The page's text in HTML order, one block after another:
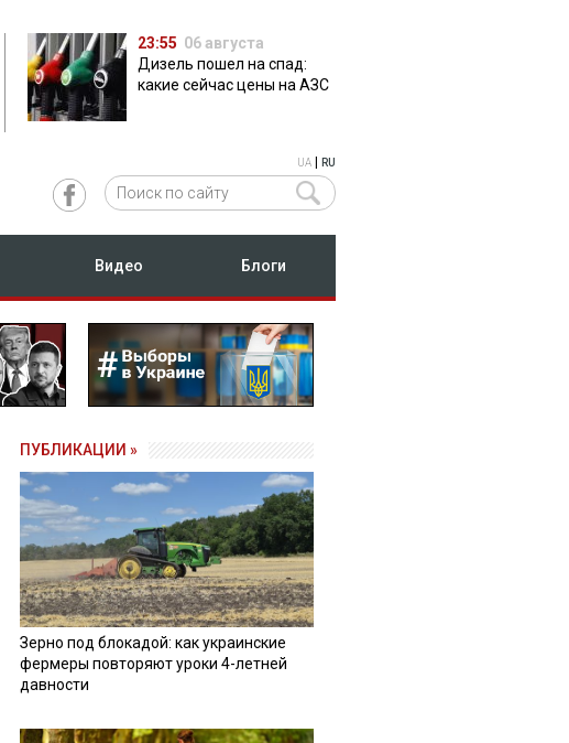
23:55 06 августа
Дизель пошел на спад:
какие сейчас цены на АЗС
UA RU
Видео Блоги
ПУБЛИКАЦИИ »
Зерно под блокадой: как украинские
фермеры повторяют уроки 4-летней
давности